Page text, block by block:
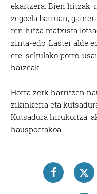
ekartzera. Bien hitzak:
zegoela barruan;
ren hitza matxista
zinta-edo. Laster alde
ere: sekulako porro-
haizeak.
Horra zerk harritzen
zikinkeria eta
Kutsadura hirukoitza:
hauspoetakoa.